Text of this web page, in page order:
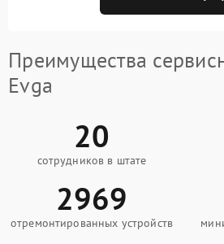
Преимущества
Evga
20
сотрудников в штате
2969
отремонтированных устройств